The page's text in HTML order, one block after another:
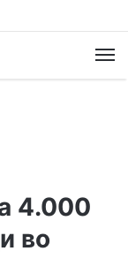
4.000
во